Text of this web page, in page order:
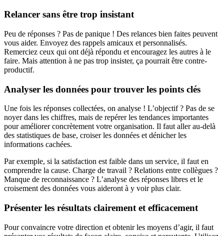
Relancer sans être trop insistant
Peu de réponses ? Pas de panique ! Des relances bien faites peuvent
vous aider. Envoyez des rappels amicaux et personnalisés.
Remerciez ceux qui ont déjà répondu et encouragez les autres à le
faire. Mais attention à ne pas trop insister, ça pourrait être contre-
productif.
Analyser les données pour trouver les points clés
Une fois les réponses collectées, on analyse ! L’objectif ? Pas de se
noyer dans les chiffres, mais de repérer les tendances importantes
pour améliorer concrètement votre organisation. Il faut aller au-delà
des statistiques de base, croiser les données et dénicher les
informations cachées.
Par exemple, si la satisfaction est faible dans un service, il faut en
comprendre la cause. Charge de travail ? Relations entre collègues ?
Manque de reconnaissance ? L’analyse des réponses libres et le
croisement des données vous aideront à y voir plus clair.
Présenter les résultats clairement et efficacement
Pour convaincre votre direction et obtenir les moyens d’agir, il faut